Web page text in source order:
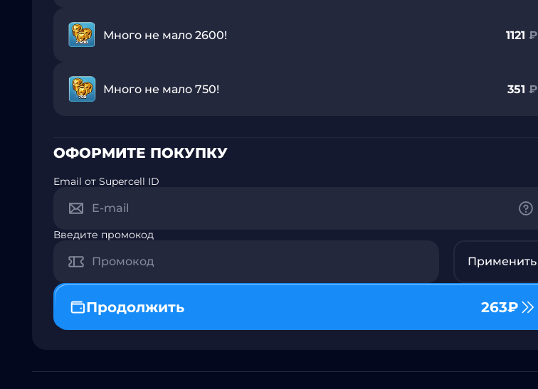
Много не мало 2600! 1121 ₽
Много не мало 750! 351 ₽
ОФОРМИТЕ ПОКУПКУ
Email от Supercell ID
Применить
Введите промокод
Продолжить 263₽